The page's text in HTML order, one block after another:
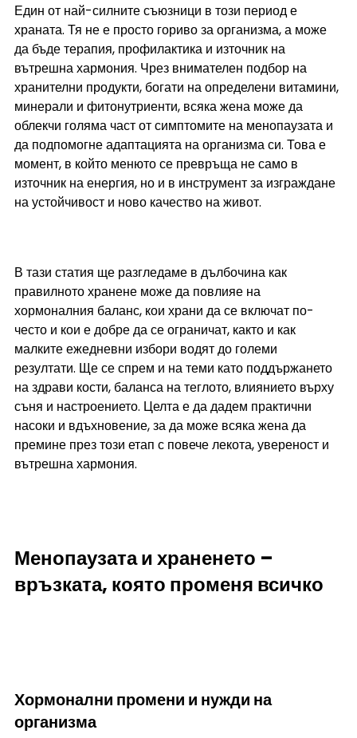
Един от най-силните съюзници в този период е
храната. Тя не е просто гориво за организма, а може
да бъде терапия, профилактика и източник на
вътрешна хармония. Чрез внимателен подбор на
хранителни продукти, богати на определени витамини,
минерали и фитонутриенти, всяка жена може да
облекчи голяма част от симптомите на менопаузата и
да подпомогне адаптацията на организма си. Това е
момент, в който менюто се превръща не само в
източник на енергия, но и в инструмент за изграждане
на устойчивост и ново качество на живот.
В тази статия ще разгледаме в дълбочина как
правилното хранене може да повлияе на
хормоналния баланс, кои храни да се включат по-
често и кои е добре да се ограничат, както и как
малките ежедневни избори водят до големи
резултати. Ще се спрем и на теми като поддържането
на здрави кости, баланса на теглото, влиянието върху
съня и настроението. Целта е да дадем практични
насоки и вдъхновение, за да може всяка жена да
премине през този етап с повече лекота, увереност и
вътрешна хармония.
Менопаузата и храненето –
връзката, която променя всичко
Хормонални промени и нужди на
организма